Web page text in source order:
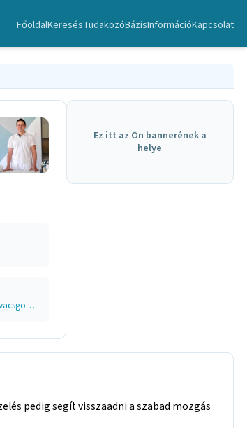
FőoldalKeresésTudakozóBázisInformációKapcsolat
www.lagycsontkovacsgodollo.hu/ www.facebook.com/lagycsontkovacsgodollo?ref=embed_page
Ez itt az Ön bannerének a
helye
pedig segít visszaadni a szabad mozgás